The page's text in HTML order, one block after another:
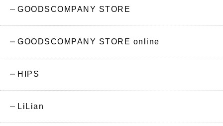
GOODSCOMPANY STORE
GOODSCOMPANY STORE online
HIPS
LiLian